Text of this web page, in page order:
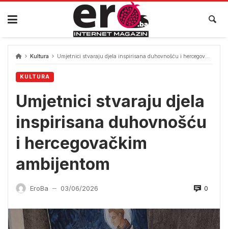
Skip
content
Kultura Umjetnici stvaraju djela inspirisana duhovnošću i hercegovačkim ambijentom
KULTURA
Umjetnici stvaraju djela
inspirisana duhovnošću
i hercegovačkim
ambijentom
EroBa — 03/06/2026 0